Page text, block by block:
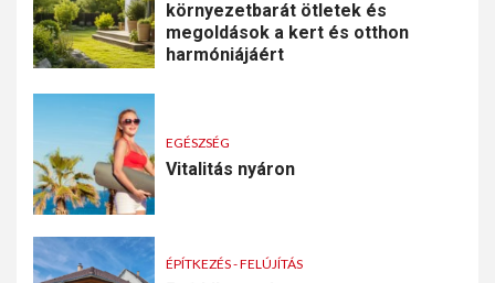
környezetbarát ötletek és
megoldások a kert és otthon
harmóniájáért
EGÉSZSÉG
Vitalitás nyáron
ÉPÍTKEZÉS - FELÚJÍTÁS